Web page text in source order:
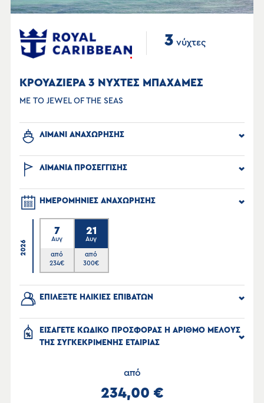
3 νύχτες
ΚΡΟΥΑΖΙΕΡΑ 3 ΝΥΧΤΕΣ ΜΠΑΧΑΜΕΣ
ΜΕ ΤΟ JEWEL OF THE SEAS
ΛΙΜΑΝΙ ΑΝΑΧΩΡΗΣΗΣ
ΛΙΜΑΝΙΑ ΠΡΟΣΕΓΓΙΣΗΣ
ΗΜΕΡΟΜΗΝΙΕΣ ΑΝΑΧΩΡΗΣΗΣ
2026
7
Αυγ
από
234€
21
Αυγ
από
300€
ΕΠΙΛΕΞΤΕ ΗΛΙΚΙΕΣ ΕΠΙΒΑΤΩΝ
ΕΙΣΑΓΕΤΕ ΚΩΔΙΚΟ ΠΡΟΣΦΟΡΑΣ Η ΑΡΙΘΜΟ ΜΕΛΟΥΣ
ΤΗΣ ΣΥΓΚΕΚΡΙΜΕΝΗΣ ΕΤΑΙΡΙΑΣ
από
234,00 €